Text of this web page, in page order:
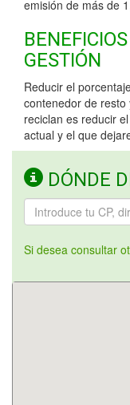
emisión de más de
GESTIÓN
Reducir el
contenedor de
reciclan es reducir
actual y el que
DÓNDE
Si desea consultar